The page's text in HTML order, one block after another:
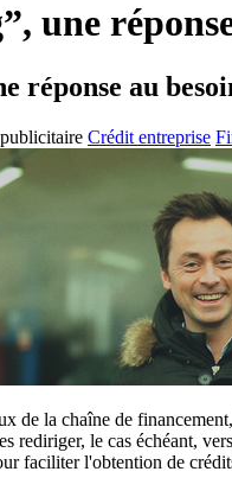
une
réponse au
Crédit entreprise
de la chaîne de
rediriger, le cas échéant,
faciliter l'obtention de